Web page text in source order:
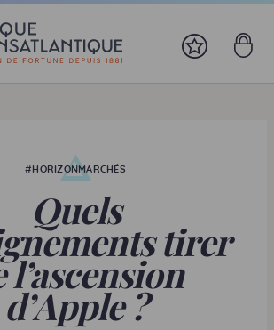
#HORIZONMARCHÉS
Quels
tirer
l’ascension
d’Apple?